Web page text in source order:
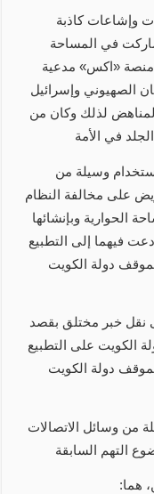
وإشاعات كاذبة
في المساحة
منصة «اكس» مدعية
الصهيوني وإسرائيل
لذلك وكان من
في الأمة
وسيلة من
على مخالفة النظام
الحوارية وبإنشائها
فيهما إلى التطبيع
دولة الكويت
نقل خبر مختلق بقصد
الكويت على التطبيع
دولة الكويت
من وسائل الاتصالات
التهم السابقة
هما: